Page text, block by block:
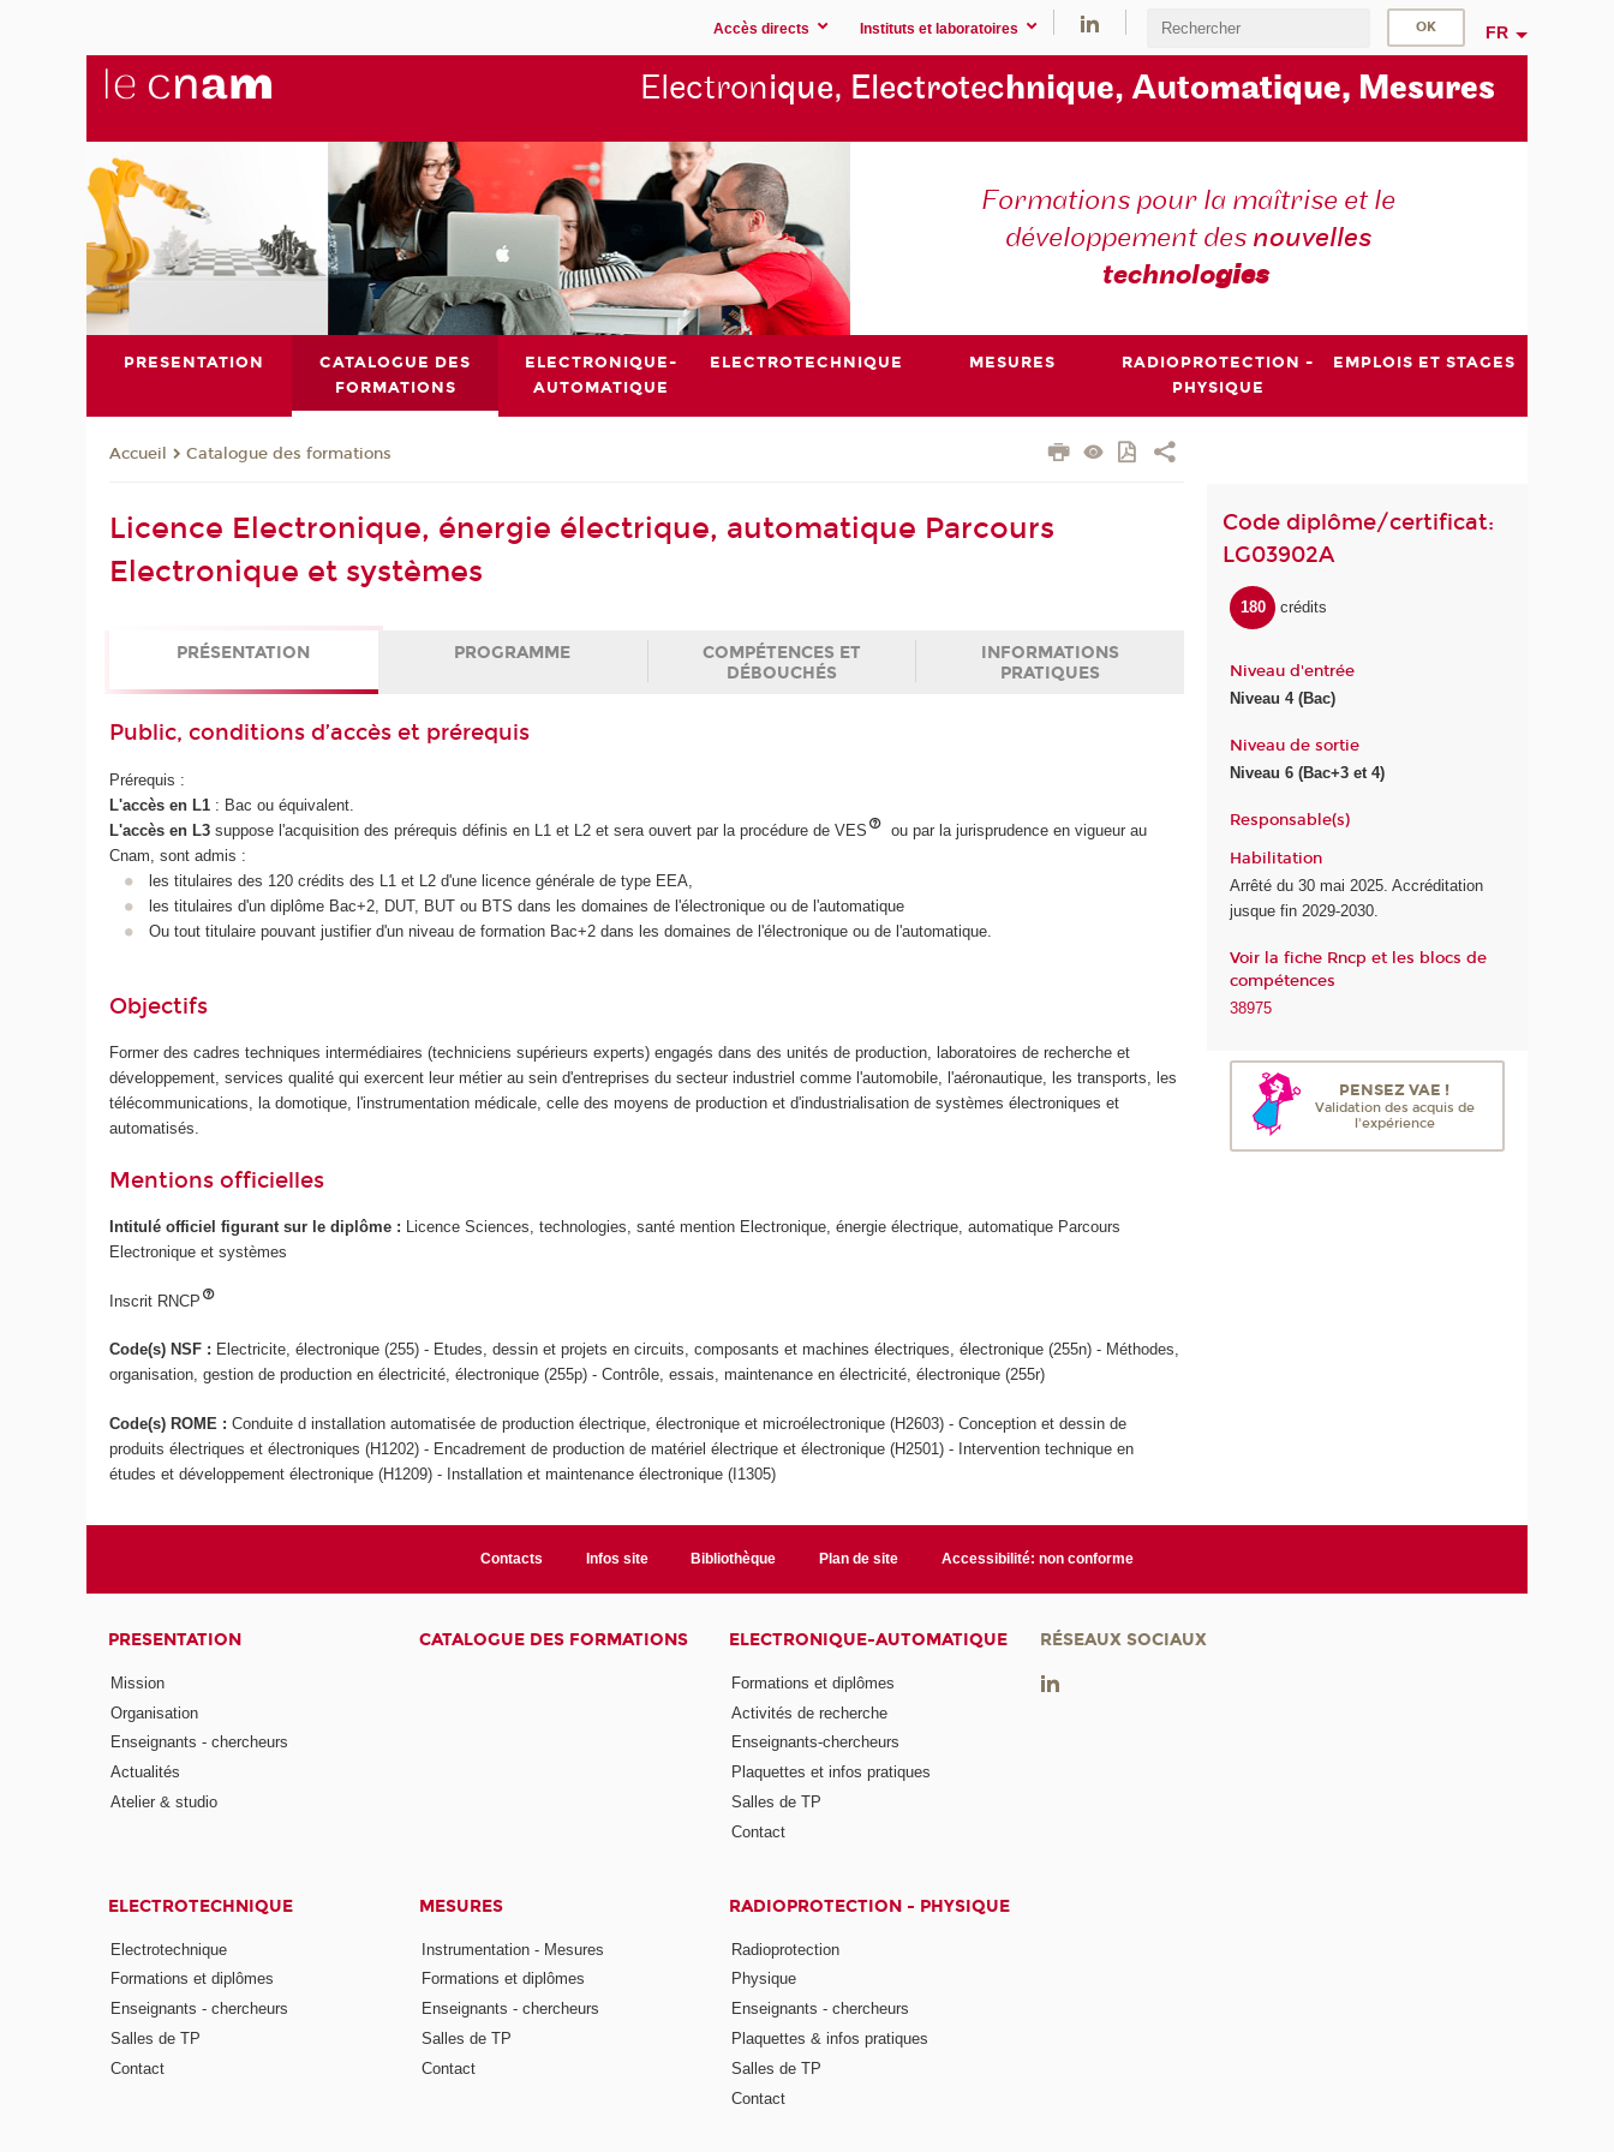
Accès directs Instituts et laboratoires FR
Electronique, Electrotechnique, Automatique, Mesures
Formations pour la maîtrise et le
développement des nouvelles
technologies
PRESENTATION
CATALOGUE DES
FORMATIONS
ELECTRONIQUE-
AUTOMATIQUE
ELECTROTECHNIQUE MESURES
RADIOPROTECTION -
PHYSIQUE
EMPLOIS ET STAGES
Accueil Catalogue des formations
Licence Electronique, énergie électrique, automatique Parcours
Electronique et systèmes
PRÉSENTATION PROGRAMME
COMPÉTENCES ET
DÉBOUCHÉS
INFORMATIONS
PRATIQUES
Public, conditions d’accès et prérequis
Prérequis :
L'accès en L1 : Bac ou équivalent.
L'accès en L3 suppose l'acquisition des prérequis définis en L1 et L2 et sera ouvert par la procédure de VES
ou par la jurisprudence en vigueur au
Cnam, sont admis :
les titulaires des 120 crédits des L1 et L2 d'une licence générale de type EEA,
les titulaires d'un diplôme Bac+2, DUT, BUT ou BTS dans les domaines de l'électronique ou de l'automatique
Ou tout titulaire pouvant justifier d'un niveau de formation Bac+2 dans les domaines de l'électronique ou de l'automatique.
Objectifs
Former des cadres techniques intermédiaires (techniciens supérieurs experts) engagés dans des unités de production, laboratoires de recherche et
développement, services qualité qui exercent leur métier au sein d'entreprises du secteur industriel comme l'automobile, l'aéronautique, les transports, les
télécommunications, la domotique, l'instrumentation médicale, celle des moyens de production et d'industrialisation de systèmes électroniques et
automatisés.
Mentions officielles
Intitulé officiel figurant sur le diplôme : Licence Sciences, technologies, santé mention Electronique, énergie électrique, automatique Parcours
Electronique et systèmes
Inscrit RNCP
Code(s) NSF : Electricite, électronique (255) - Etudes, dessin et projets en circuits, composants et machines électriques, électronique (255n) - Méthodes,
organisation, gestion de production en électricité, électronique (255p) - Contrôle, essais, maintenance en électricité, électronique (255r)
Code(s) ROME :Conduite d installation automatisée de production électrique, électronique et microélectronique (H2603) - Conception et dessin de
produits électriques et électroniques (H1202) - Encadrement de production de matériel électrique et électronique (H2501) - Intervention technique en
études et développement électronique (H1209) - Installation et maintenance électronique (I1305)
Code diplôme/certificat:
LG03902A
180 crédits
Niveau d'entrée
Niveau 4 (Bac)
Niveau de sortie
Niveau 6 (Bac+3 et 4)
Responsable(s)
Habilitation
Arrêté du 30 mai 2025. Accréditation
jusque fin 2029-2030.
Voir la fiche Rncp et les blocs de
compétences
38975
PENSEZ VAE !
Validation des acquis de
l'expérience
Contacts Infos site Bibliothèque Plan de site Accessibilité: non conforme
PRESENTATION
Mission
Organisation
Enseignants - chercheurs
Actualités
Atelier & studio
CATALOGUE DES FORMATIONS ELECTRONIQUE-AUTOMATIQUE
Formations et diplômes
Activités de recherche
Enseignants-chercheurs
Plaquettes et infos pratiques
Salles de TP
Contact
ELECTROTECHNIQUE
Electrotechnique
Formations et diplômes
Enseignants - chercheurs
Salles de TP
Contact
MESURES
Instrumentation - Mesures
Formations et diplômes
Enseignants - chercheurs
Salles de TP
Contact
RADIOPROTECTION - PHYSIQUE
Radioprotection
Physique
Enseignants - chercheurs
Plaquettes & infos pratiques
Salles de TP
Contact
RÉSEAUX SOCIAUX